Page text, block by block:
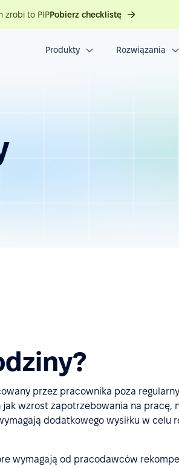
zrobi to PIPPobierz checklistę
Produkty Rozwiązania
przez pracownika poza
wzrost zapotrzebowania na pracę,
dodatkowego wysiłku w celu
wymagają od pracodawców